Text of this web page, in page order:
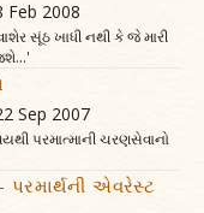
Feb 2008
સૂંઠ ખાધી નથી કે જે મારી
Sep 2007
પરમાત્માની ચરણસેવાનો
એવરેસ્ટ